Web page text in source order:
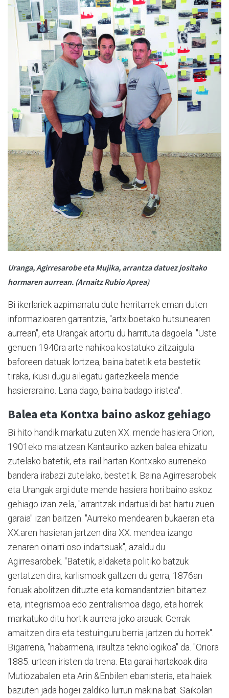
Uranga, Agirresarobe eta Mujika, arrantza datuez jositako
hormaren aurrean. (Arnaitz Rubio Aprea)
Bi ikerlariek azpimarratu dute herritarrek eman duten
informazioaren garrantzia, "artxiboetako hutsunearen
aurrean", eta Urangak aitortu du harrituta dagoela. "Uste
genuen 1940ra arte nahikoa kostatuko zitzaigula
baforeen datuak lortzea, baina batetik eta bestetik
tiraka, ikusi dugu ailegatu gaitezkeela mende
hasieraraino. Lana dago, baina badago iristea".
Balea eta Kontxa baino askoz gehiago
Bi hito handik markatu zuten XX. mende hasiera Orion,
1901eko maiatzean Kantauriko azken balea ehizatu
zutelako batetik, eta irail hartan Kontxako aurreneko
bandera irabazi zutelako, bestetik. Baina Agirresarobek
eta Urangak argi dute mende hasiera hori baino askoz
gehiago izan zela, "arrantzak indartualdi bat hartu zuen
garaia" izan baitzen. "Aurreko mendearen bukaeran eta
XX.aren hasieran jartzen dira XX. mendea izango
zenaren oinarri oso indartsuak", azaldu du
Agirresarobek. "Batetik, aldaketa politiko batzuk
gertatzen dira, karlismoak galtzen du gerra, 1876an
foruak abolitzen dituzte eta komandantzien bitartez
eta, integrismoa edo zentralismoa dago, eta horrek
markatuko ditu hortik aurrera joko arauak. Gerrak
amaitzen dira eta testuinguru berria jartzen du horrek".
Bigarrena, "nabarmena, iraultza teknologikoa" da. "Oriora
1885. urtean iristen da trena. Eta garai hartakoak dira
Mutiozabalen eta Arin &Enbilen ebanisteria, eta haiek
bazuten jada hogei zaldiko lurrun makina bat. Saikolan